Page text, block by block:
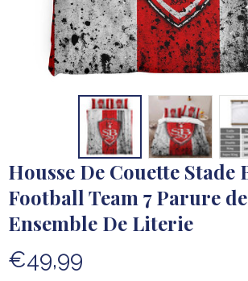
Housse De Couette Stade
Football Team 7 Parure
Ensemble De Literie
€49,99